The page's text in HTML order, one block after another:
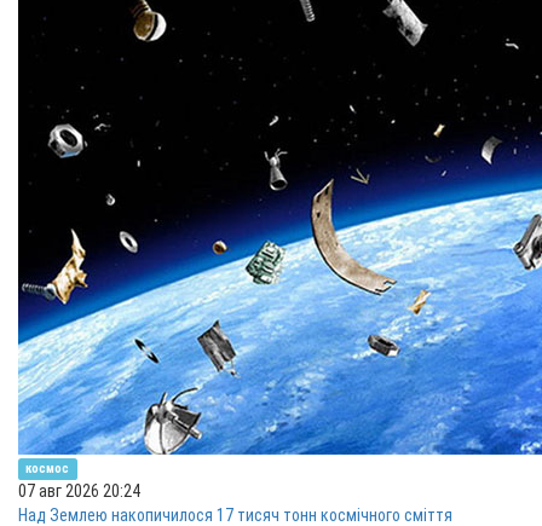
космос
07 авг 2026 20:24
Над Землею накопичилося 17 тисяч тонн космічного сміття